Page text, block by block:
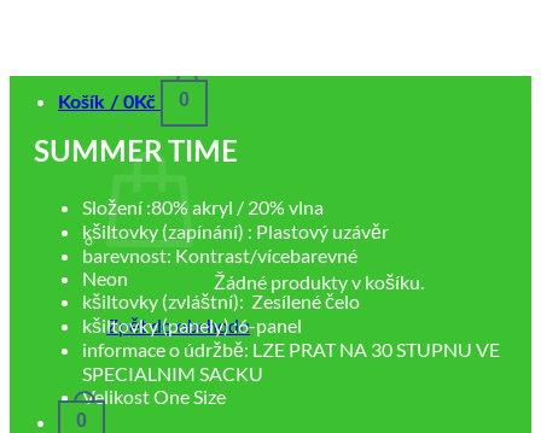
Košík / 0Kč 0
Žádné produkty v košíku.
Zpět do obchodu
0
SUMMER TIME
Složení :80% akryl / 20% vlna
kšiltovky (zapínání) : Plastový uzávěr
barevnost: Kontrast/vícebarevné
Neon
kšiltovky (zvláštní): Zesílené čelo
kšiltovky (panely) :6-panel
informace o údržbě: LZE PRAT NA 30 STUPNU VE
SPECIALNIM SACKU
Velikost One Size